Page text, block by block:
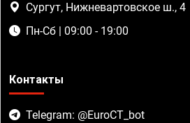
Сургут, Нижневартовское ш., 4
Пн-Сб | 09:00 - 19:00
Контакты
Telegram: @EuroCT_bot